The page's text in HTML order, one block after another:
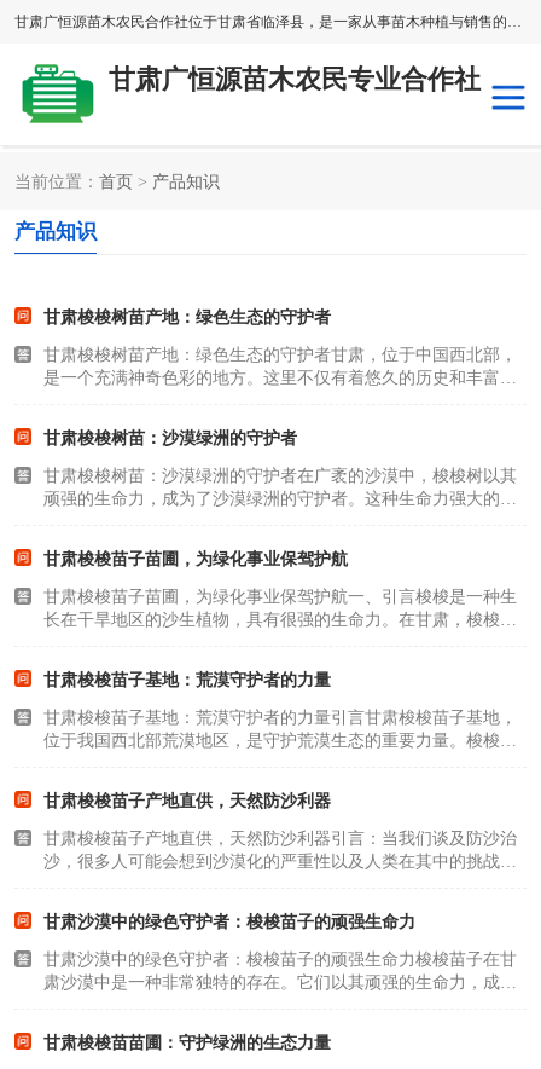
甘肃广恒源苗木农民合作社位于甘肃省临泽县，是一家从事苗木种植与销售的农民合作组织，合作社拥有苗木基地1500多亩，种植苗木品种40多个，年产各类苗木2000多万株。主营：白刺苗、红柳苗、梭梭苗等，我们以“种植一流的苗子，诚信经营”的经营理念，竭诚为每一位客户做优质的服务，欢迎来电咨询！
甘肃广恒源苗木农民专业合作社
当前位置： 首页 > 产品知识
产品知识
甘肃梭梭树苗产地：绿色生态的守护者
甘肃梭梭树苗产地：绿色生态的守护者甘肃，位于中国西北部，
是一个充满神奇色彩的地方。这里不仅有着悠久的历史和丰富的
们人类生存环境..
甘肃梭梭树苗：沙漠绿洲的守护者
甘肃梭梭树苗：沙漠绿洲的守护者在广袤的沙漠中，梭梭树以其
顽强的生命力，成为了沙漠绿洲的守护者。这种生命力强大的植
木，是一种生长..
甘肃梭梭苗子苗圃，为绿化事业保驾护航
甘肃梭梭苗子苗圃，为绿化事业保驾护航一、引言梭梭是一种生
长在干旱地区的沙生植物，具有很强的生命力。在甘肃，梭梭被
二、甘肃梭梭苗子..
甘肃梭梭苗子基地：荒漠守护者的力量
甘肃梭梭苗子基地：荒漠守护者的力量引言甘肃梭梭苗子基地，
位于我国西北部荒漠地区，是守护荒漠生态的重要力量。梭梭是
义，以及荒漠生..
甘肃梭梭苗子产地直供，天然防沙利器
甘肃梭梭苗子产地直供，天然防沙利器引言：当我们谈及防沙治
沙，很多人可能会想到沙漠化的严重性以及人类在其中的挑战。
苗子。本文将向您..
甘肃沙漠中的绿色守护者：梭梭苗子的顽强生命力
甘肃沙漠中的绿色守护者：梭梭苗子的顽强生命力梭梭苗子在甘
肃沙漠中是一种非常独特的存在。它们以其顽强的生命力，成为
们通常生长在沙..
甘肃梭梭苗苗圃：守护绿洲的生态力量
杜梨 白刺苗
沙枣树 红柳苗
沙棘苗
砂生槐 四翅滨藜